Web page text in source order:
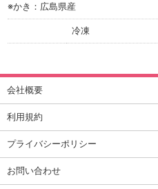
※かき：広島県産
冷凍
会社概要
利用規約
プライバシーポリシー
お問い合わせ